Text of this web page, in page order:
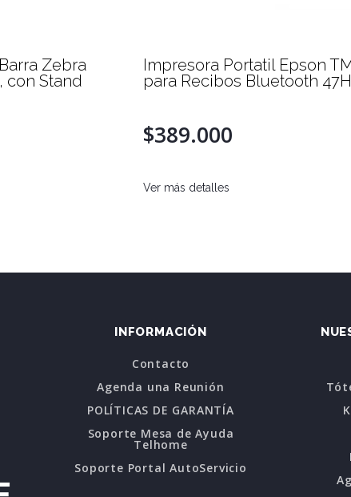
Zebra
con Stand
Impresora Portatil Epson
para Recibos Bluetooth
$389.000
Ver más detalles
INFORMACIÓN
Contacto
Agenda una Reunión
POLÍTICAS DE GARANTÍA
Soporte Mesa de Ayuda
Telhome
Soporte Portal AutoServicio